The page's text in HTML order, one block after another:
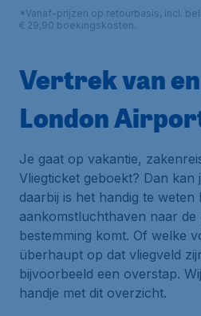
*Vanaf-prijzen op retourbasis, incl.
€ 29,90 boekingskosten.
Vertrek van
London
Je gaat op vakantie,
Vliegticket geboekt? Dan kan
daarbij is het handig te
aankomstluchthaven naar de
bestemming komt. Of welke
überhaupt op dat vliegveld
bijvoorbeeld een overstap.
handje met dit overzicht.